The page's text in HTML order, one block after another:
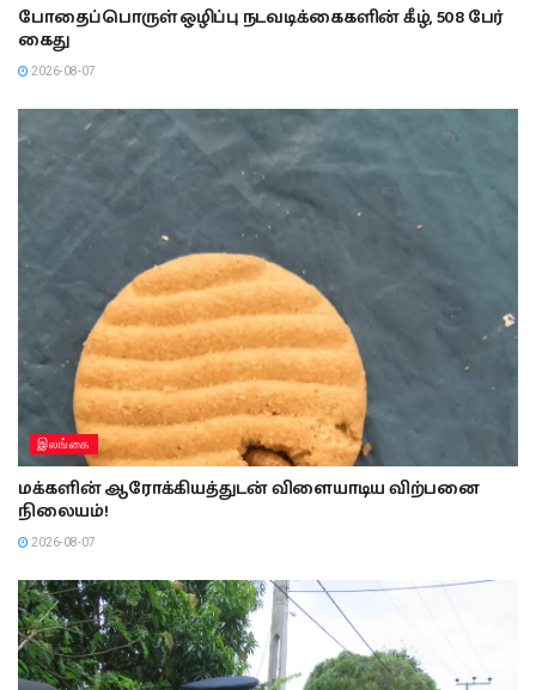
போதைப்பொருள் ஒழிப்பு நடவடிக்கைகளின் கீழ், 508 பேர்
கைது
2026-08-07
இலங்கை
மக்களின் ஆரோக்கியத்துடன் விளையாடிய விற்பனை
நிலையம்!
2026-08-07